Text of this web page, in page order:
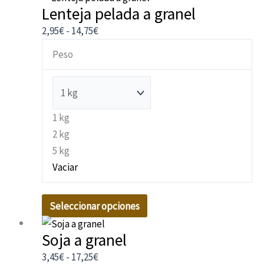
Lenteja pelada a granel
2,95€- 14,75€
de
precios:
hasta
Peso
1 kg
2 kg
5 kg
Vaciar
Seleccionar opciones
producto
tiene
variantes.
Las
opciones
pueden
elegir
página
de
producto
Soja a granel
3,45€- 17,25€
Rango
de
precios:
Este
producto
tiene